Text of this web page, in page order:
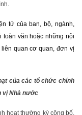
tử của ban, bộ, ngành,
toàn văn hoặc những nội
quan cơ quan, đơn vị
của các tổ chức chính
vị Nhà nước
hoạt thường kỳ công bố,